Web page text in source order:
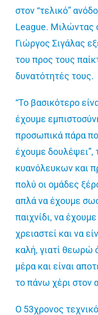
στον “τελικό”
League. Μιλώντας
Γιώργος Σιγάλας
του προς τους
δυνατότητές τους.
“Το βασικότερο
έχουμε
προσωπικά πάρα
έχουμε δουλέψει”,
κυανόλευκων και
πολύ οι ομάδες
απλά να έχουμε
παιχνίδι, να
χρειαστεί και να
καλή, γιατί θεωρώ
μέρα και είναι
το πάνω χέρι στον
Ο 53χρονος